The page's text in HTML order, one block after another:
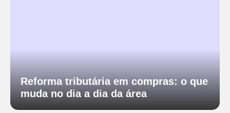
Reforma tributária em compras: o que
muda no dia a dia da área